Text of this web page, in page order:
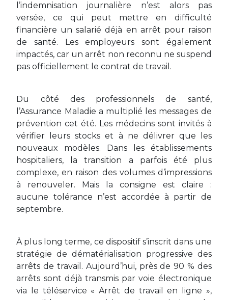
l’indemnisation journalière n’est alors pas
versée, ce qui peut mettre en difficulté
financière un salarié déjà en arrêt pour raison
de santé. Les employeurs sont également
impactés, car un arrêt non reconnu ne suspend
pas officiellement le contrat de travail.
Du côté des professionnels de santé,
l’Assurance Maladie a multiplié les messages de
prévention cet été. Les médecins sont invités à
vérifier leurs stocks et à ne délivrer que les
nouveaux modèles. Dans les établissements
hospitaliers, la transition a parfois été plus
complexe, en raison des volumes d’impressions
à renouveler. Mais la consigne est claire :
aucune tolérance n’est accordée à partir de
septembre.
À plus long terme, ce dispositif s’inscrit dans une
stratégie de dématérialisation progressive des
arrêts de travail. Aujourd’hui, près de 90 % des
arrêts sont déjà transmis par voie électronique
via le téléservice « Arrêt de travail en ligne »,